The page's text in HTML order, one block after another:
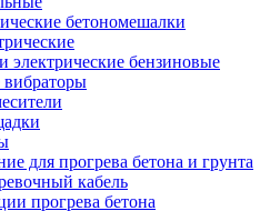
бетономешалки
электрические бензиновые
для прогрева бетона и грунта
кабель
прогрева бетона